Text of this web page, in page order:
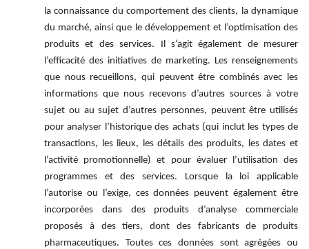
la connaissance du comportement des clients, la dynamique
du marché, ainsi que le développement et l’optimisation des
produits et des services. Il s’agit également de mesurer
l’efficacité des initiatives de marketing. Les renseignements
que nous recueillons, qui peuvent être combinés avec les
informations que nous recevons d’autres sources à votre
sujet ou au sujet d’autres personnes, peuvent être utilisés
pour analyser l’historique des achats (qui inclut les types de
transactions, les lieux, les détails des produits, les dates et
l’activité promotionnelle) et pour évaluer l’utilisation des
programmes et des services. Lorsque la loi applicable
l’autorise ou l’exige, ces données peuvent également être
incorporées dans des produits d’analyse commerciale
proposés à des tiers, dont des fabricants de produits
pharmaceutiques. Toutes ces données sont agrégées ou